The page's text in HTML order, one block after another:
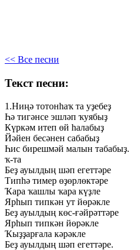
<< Все песни
Текст песни:
1.Ниңә тотонһаҡ та уҙебеҙ
Һә тигәнсе эшләп ҡуябыҙ
Күркәм итеп өй һалабыҙ
Йәйен бесәнен сабабыҙ
Һис бирешмәй малын табабыҙ.
ҡ-та
Беҙ ауылдың шәп егеттәре
Типһә тимер өҙөрлөктәре
Ҡара ҡашлы ҡара күҙле
Ярһып типкән ут йөрәкле
Беҙ ауылдың көс-ғәйрәттәре
Ярһып типкән йөрәкле
Ҡыҙҙарғала кәрәкле
Беҙ ауылдың шәп егеттәре.